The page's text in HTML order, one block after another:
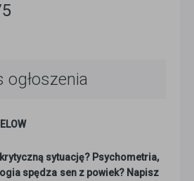
5
ogłoszenia
sytuację? Psychometria,
spędza sen z powiek? Napisz